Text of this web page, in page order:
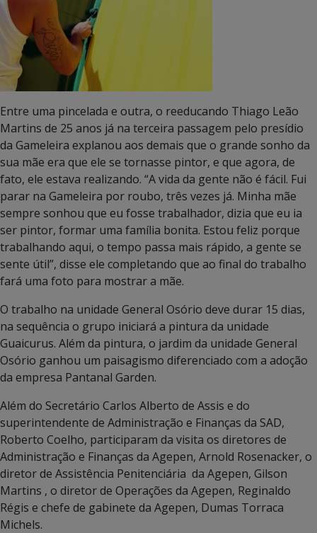
Entre uma pincelada e outra, o reeducando Thiago Leão
Martins de 25 anos já na terceira passagem pelo presídio
da Gameleira explanou aos demais que o grande sonho da
sua mãe era que ele se tornasse pintor, e que agora, de
fato, ele estava realizando. “A vida da gente não é fácil. Fui
parar na Gameleira por roubo, três vezes já. Minha mãe
sempre sonhou que eu fosse trabalhador, dizia que eu ia
ser pintor, formar uma família bonita. Estou feliz porque
trabalhando aqui, o tempo passa mais rápido, a gente se
sente útil”, disse ele completando que ao final do trabalho
fará uma foto para mostrar a mãe.
O trabalho na unidade General Osório deve durar 15 dias,
na sequência o grupo iniciará a pintura da unidade
Guaicurus. Além da pintura, o jardim da unidade General
Osório ganhou um paisagismo diferenciado com a adoção
da empresa Pantanal Garden.
Além do Secretário Carlos Alberto de Assis e do
superintendente de Administração e Finanças da SAD,
Roberto Coelho, participaram da visita os diretores de
Administração e Finanças da Agepen, Arnold Rosenacker, o
diretor de Assistência Penitenciária da Agepen, Gilson
Martins , o diretor de Operações da Agepen, Reginaldo
Régis e chefe de gabinete da Agepen, Dumas Torraca
Michels.